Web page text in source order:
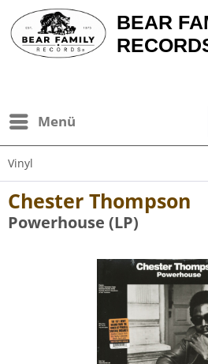
BEAR
Menü
Vinyl
Chester Thompson
Powerhouse (LP)